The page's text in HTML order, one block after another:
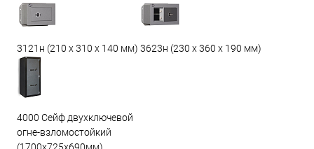
3121н (210 х 310 х 140 мм) 3623н (230 х 360 х 190 мм)
4000 Сейф двухключевой
огне-взломостойкий